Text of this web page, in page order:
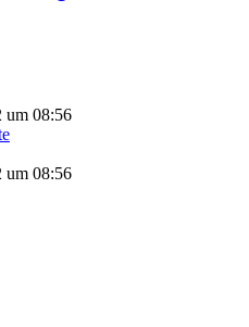
um 08:56
um 08:56